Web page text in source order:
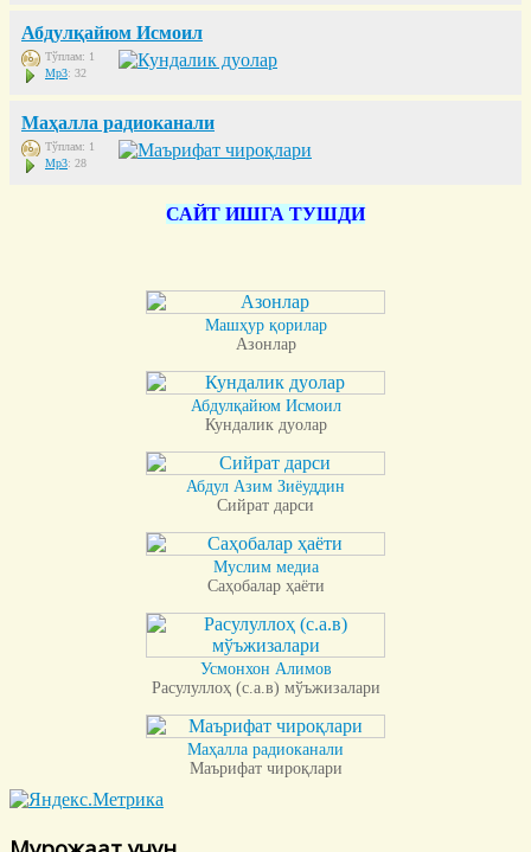
Абдулқайюм Исмоил
Тўплам: 1
Mp3: 32
Маҳалла радиоканали
Тўплам: 1
Mp3: 28
САЙТ ИШГА ТУШДИ
Машҳур қорилар
Азонлар
Абдулқайюм Исмоил
Кундалик дуолар
Абдул Азим Зиёуддин
Сийрат дарси
Муслим медиа
Саҳобалар ҳаёти
Усмонхон Алимов
Расулуллоҳ (с.а.в) мўъжизалари
Маҳалла радиоканали
Маърифат чироқлари